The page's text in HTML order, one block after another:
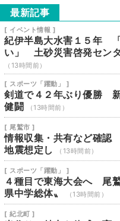
最新記事
[ イベント情報 ]
紀伊半島大水害１５年
い」 土砂災害啓発セン
（13時間前）
[ スポーツ「躍動」 ]
剣道で４２年ぶり優勝
健闘
（13時間前）
[ 尾鷲市 ]
情報収集・共有など確
地震想定し
（13時間前）
[ スポーツ「躍動」 ]
４種目で東海大会へ 尾
県中学総体〟
（13時間前）
[ 紀北町 ]